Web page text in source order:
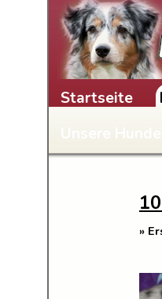
Skip to content
Startseite
Unsere Hunde
»